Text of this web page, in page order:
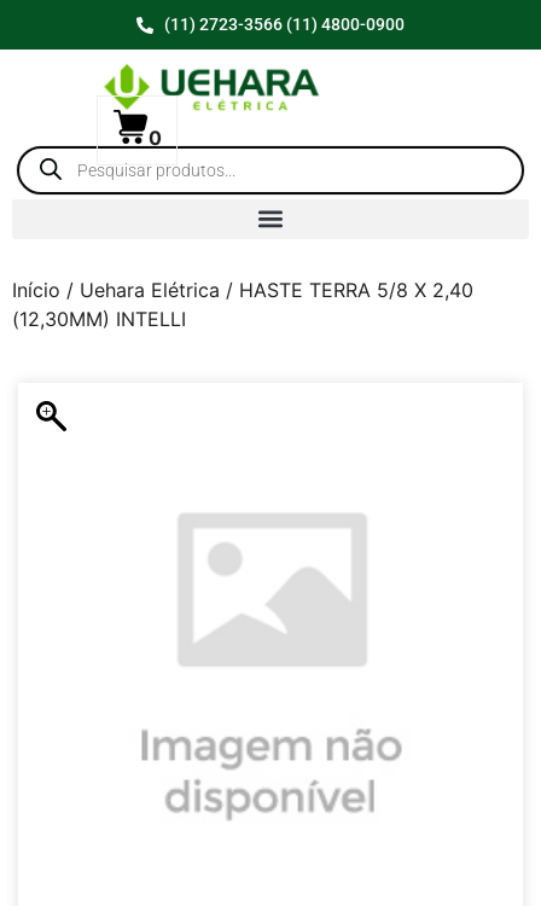
(11) 2723-3566 (11) 4800-0900
0
Início / Uehara Elétrica / HASTE TERRA 5/8 X 2,40
(12,30MM) INTELLI